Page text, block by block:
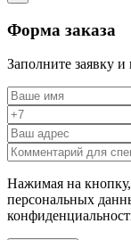
Форма заказа
Заполните заявку и
Нажимая на кнопку,
персональных